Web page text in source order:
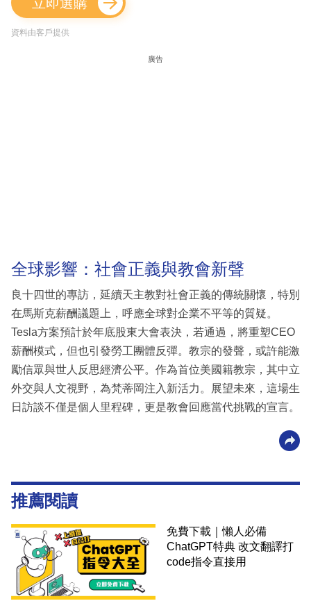
資料由客戶提供
廣告
全球影響：社會正義與教會新聲
良十四世的專訪，延續天主教對社會正義的傳統關懷，特別
在馬斯克薪酬議題上，呼應全球對企業不平等的質疑。
Tesla方案預計於年底股東大會表決，若通過，將重塑CEO
薪酬模式，但也引發勞工團體反彈。教宗的發聲，或許能激
勵信眾與世人反思經濟公平。作為首位美國籍教宗，其中立
外交與人文視野，為梵蒂岡注入新活力。展望未來，這場生
日訪談不僅是個人里程碑，更是教會回應當代挑戰的宣言。
推薦閱讀
免費下載｜懶人必備
ChatGPT特典 改文翻譯打
code指令直接用